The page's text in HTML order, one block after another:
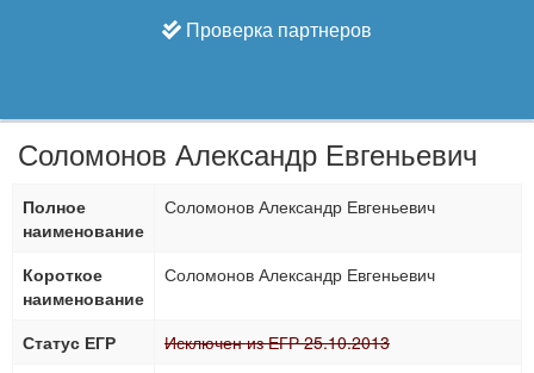
Проверка партнеров
Соломонов Александр Евгеньевич
Полное
наименование
Соломонов Александр Евгеньевич
Короткое
наименование
Соломонов Александр Евгеньевич
Статус ЕГР
Исключен из ЕГР 25.10.2013